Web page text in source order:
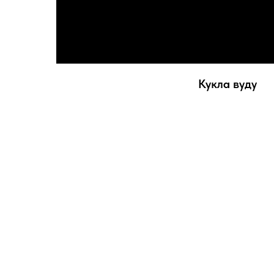
Кукла вуду